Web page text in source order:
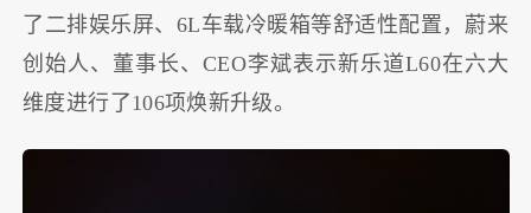
了二排娱乐屏、6L车载冷暖箱等舒适性配置，蔚来
创始人、董事长、CEO李斌表示新乐道L60在六大
维度进行了106项焕新升级。